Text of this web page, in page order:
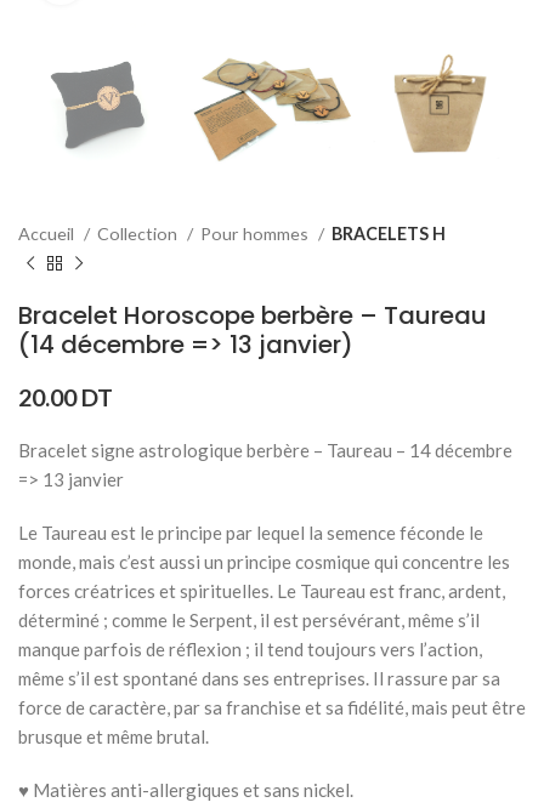
Accueil Collection Pour hommes BRACELETS H
Bracelet Horoscope berbère – Taureau
(14 décembre => 13 janvier)
20.00DT
Bracelet signe astrologique berbère – Taureau – 14 décembre
=> 13 janvier
Le Taureau est le principe par lequel la semence féconde le
monde, mais c’est aussi un principe cosmique qui concentre les
forces créatrices et spirituelles. Le Taureau est franc, ardent,
déterminé ; comme le Serpent, il est persévérant, même s’il
manque parfois de réflexion ; il tend toujours vers l’action,
même s’il est spontané dans ses entreprises. Il rassure par sa
force de caractère, par sa franchise et sa fidélité, mais peut être
brusque et même brutal.
♥ Matières anti-allergiques et sans nickel.